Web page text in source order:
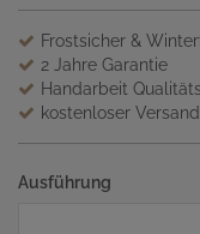
Frostsicher &
2 Jahre Garantie
Handarbeit
kostenloser
Ausführung